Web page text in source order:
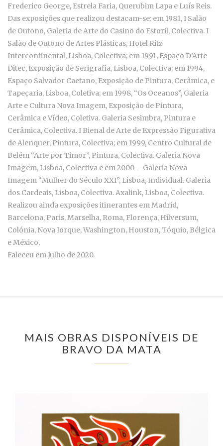
Frederico George, Estrela Faria, Querubim Lapa e Luís Reis.
Das exposições que realizou destacam-se: em 1981, I Salão
de Outono, Galeria de Arte do Casino do Estoril, Colectiva. I
Salão de Outono de Artes Plásticas, Hotel Ritz
Intercontinental, Lisboa, Colectiva; em 1991, Espaço D’Arte
Ditec, Exposição de Serigrafia, Lisboa, Colectiva; em 1994,
Espaço Salvador Caetano, Exposição de Pintura, Cerâmica, e
Tapeçaria, Lisboa, Coletiva; em 1998, “Os Oceanos”, Galeria
Arte e Cultura Nova Imagem, Exposição de Pintura,
Cerâmica e Vídeo, Coletiva. Galeria Sesimbra, Pintura e
Cerâmica, Colectiva. I Bienal de Arte de Expressão Figurativa
de Alenquer, Pintura, Colectiva; em 1999, Centro Cultural de
Belém “Arte por Timor”, Pintura, Colectiva. Galeria Nova
Imagem, Lisboa, Colectiva e em 2000 – Galeria Nova
Imagem “Mulher do Século XXI”, Lisboa, Individual. Galeria
dos Cardeais, Lisboa, Colectiva. Axalink, Lisboa, Colectiva.
Realizou ainda exposições itinerantes em Madrid,
Barcelona, Paris, Marselha, Roma, Florença, Hilversum,
Colónia, Nova Iorque, Washington, Houston, Tóquio, Bélgica
e México.
Faleceu em Julho de 2020.
MAIS OBRAS DISPONÍVEIS DE
BRAVO DA MATA